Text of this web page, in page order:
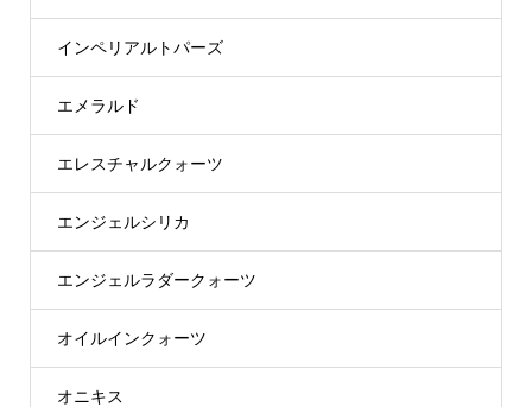
インペリアルトパーズ
エメラルド
エレスチャルクォーツ
エンジェルシリカ
エンジェルラダークォーツ
オイルインクォーツ
オニキス